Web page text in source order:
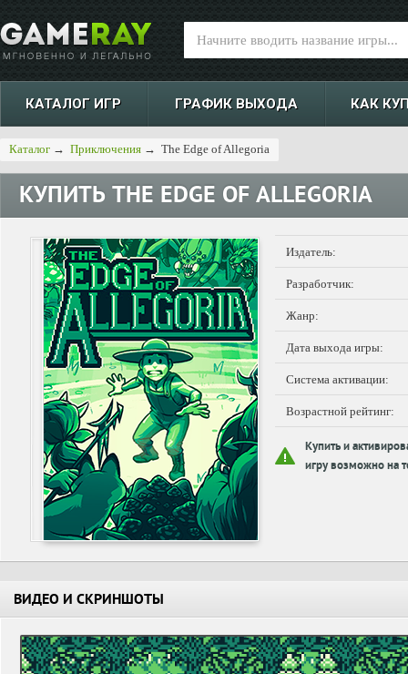
КАТАЛОГ ИГР ГРАФИК ВЫХОДА КАК
Каталог → Приключения → The Edge of Allegoria
КУПИТЬ THE EDGE OF ALLEGORIA
Издатель:
Разработчик:
Жанр:
Дата выхода игры:
Система активации:
Возрастной рейтинг:
Купить и
игру возможно на
ВИДЕО И СКРИНШОТЫ